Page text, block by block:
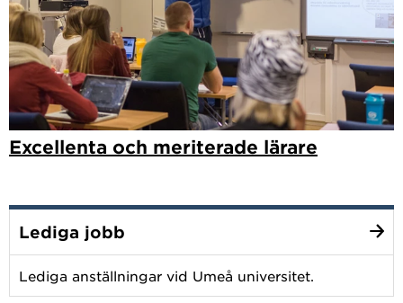
Excellenta och meriterade lärare
Lediga jobb
Lediga anställningar vid Umeå universitet.